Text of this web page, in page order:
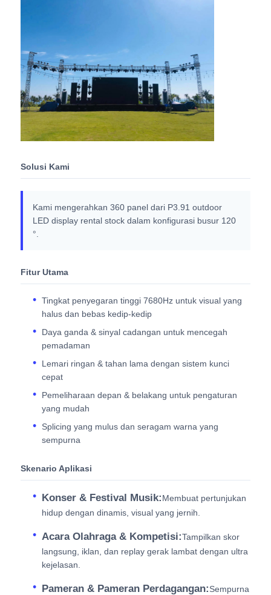
Papan Tampilan LED Luar
Papan reklame luar ruangan
Solusi Kami
Kami mengerahkan 360 panel dari P3.91 outdoor
LED display rental stock dalam konfigurasi busur 120
°.
Fitur Utama
Tingkat penyegaran tinggi 7680Hz untuk visual yang
halus dan bebas kedip-kedip
Daya ganda & sinyal cadangan untuk mencegah
pemadaman
Lemari ringan & tahan lama dengan sistem kunci
cepat
Pemeliharaan depan & belakang untuk pengaturan
yang mudah
Splicing yang mulus dan seragam warna yang
sempurna
Skenario Aplikasi
Konser & Festival Musik:Membuat pertunjukan
hidup dengan dinamis, visual yang jernih.
Acara Olahraga & Kompetisi:Tampilkan skor
langsung, iklan, dan replay gerak lambat dengan ultra
kejelasan.
Pameran & Pameran Perdagangan:Sempurna